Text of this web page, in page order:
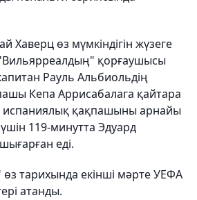
Хаверц өз мүмкіндігін жүзеге
қорғаушысы
Рауль Альбиольдің
Кепа Аррисабалага қайтара
испаниялық қақпашыны арнайы
119-минутта Эдуард
еді.
тарихында екінші мәрте УЕФА
атанды.